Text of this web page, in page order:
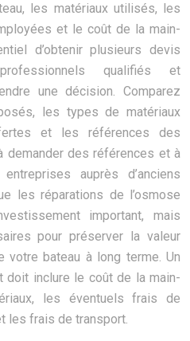
les matériaux utilisés, les
et le coût de la main-
d’obtenir plusieurs devis
qualifiés et
une décision. Comparez
les types de matériaux
et les références des
demander des références et à
auprès d’anciens
les réparations de l’osmose
important, mais
pour préserver la valeur
votre bateau à long terme. Un
doit inclure le coût de la main-
les éventuels frais de
les frais de transport.